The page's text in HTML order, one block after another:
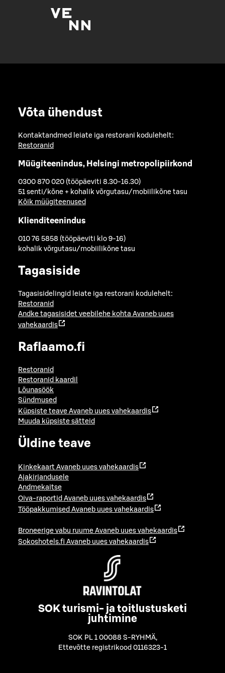
Võta ühendust
Kontaktandmed leiate iga restorani kodulehelt:
Restoranid
Müügiteenindus, Helsingi metropolipiirkond
0300 870 020 (tööpäeviti 8.30-16.30)
51 senti/kõne + kohalik võrgutasu/mobiilikõne tasu
Kõik müügiteenused
Klienditeenindus
010 76 5858 (tööpäeviti klo 9-16)
kohalik võrgutasu/mobiilikõne tasu
Tagasiside
Tagasisidelingid leiate iga restorani kodulehelt:
Restoranid
Andke tagasisidet veebilehe kohta Avaneb uues
vahekaardis
Raflaamo.fi
Restoranid
Restoranid kaardil
Lõunasöök
Sündmused
Küpsiste teave Avaneb uues vahekaardis
Muuda küpsiste sätteid
Üldine teave
Kinkekaart Avaneb uues vahekaardis
Ajakirjandusele
Andmekaitse
Oiva-raportid Avaneb uues vahekaardis
Tööpakkumised Avaneb uues vahekaardis
Broneerige vabu ruume Avaneb uues vahekaardis
Sokoshotels.fi Avaneb uues vahekaardis
SOK turismi- ja toitlustusketi
juhtimine
SOK PL 1 00088 S-RYHMÄ,
Ettevõtte registrikood 0116323-1